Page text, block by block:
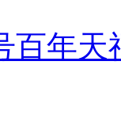
百年天